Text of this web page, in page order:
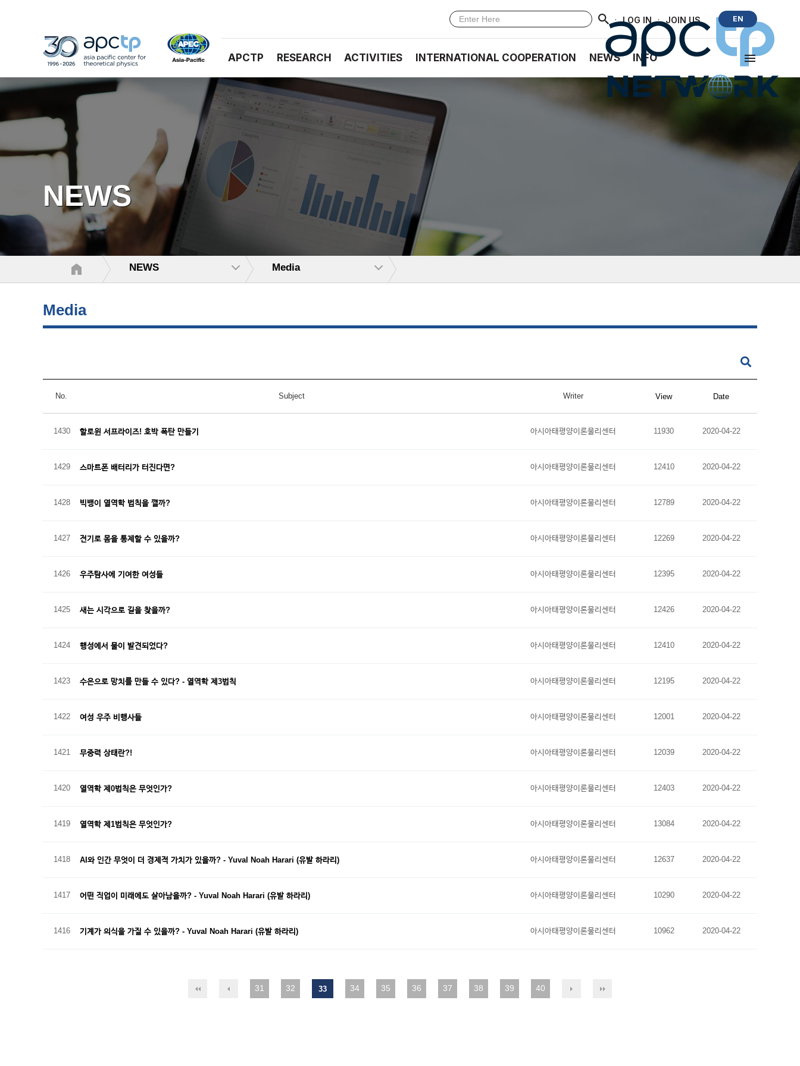
· LOG IN · JOIN US EN
APCTP RESEARCH ACTIVITIES INTERNATIONAL COOPERATION NEWS INFO
NEWS
NEWS Media
Media
No. Subject Writer View Date
1430 할로윈 서프라이즈! 호박 폭탄 만들기 아시아태평양이론물리센터 11930 2020-04-22
1429 스마트폰 배터리가 터진다면? 아시아태평양이론물리센터 12410 2020-04-22
1428 빅뱅이 열역학 법칙을 깰까? 아시아태평양이론물리센터 12789 2020-04-22
1427 전기로 몸을 통제할 수 있을까? 아시아태평양이론물리센터 12269 2020-04-22
1426 우주탐사에 기여한 여성들 아시아태평양이론물리센터 12395 2020-04-22
1425 새는 시각으로 길을 찾을까? 아시아태평양이론물리센터 12426 2020-04-22
1424 행성에서 물이 발견되었다? 아시아태평양이론물리센터 12410 2020-04-22
1423 수은으로 망치를 만들 수 있다? - 열역학 제3법칙 아시아태평양이론물리센터 12195 2020-04-22
1422 여성 우주 비행사들 아시아태평양이론물리센터 12001 2020-04-22
1421 무중력 상태란?! 아시아태평양이론물리센터 12039 2020-04-22
1420 열역학 제0법칙은 무엇인가? 아시아태평양이론물리센터 12403 2020-04-22
1419 열역학 제1법칙은 무엇인가? 아시아태평양이론물리센터 13084 2020-04-22
1418 AI와 인간 무엇이 더 경제적 가치가 있을까? - Yuval Noah Harari (유발 하라리) 아시아태평양이론물리센터 12637 2020-04-22
1417 어떤 직업이 미래에도 살아남을까? - Yuval Noah Harari (유발 하라리) 아시아태평양이론물리센터 10290 2020-04-22
1416 기계가 의식을 가질 수 있을까? - Yuval Noah Harari (유발 하라리) 아시아태평양이론물리센터 10962 2020-04-22
31 32 33 34 35 36 37 38 39 40